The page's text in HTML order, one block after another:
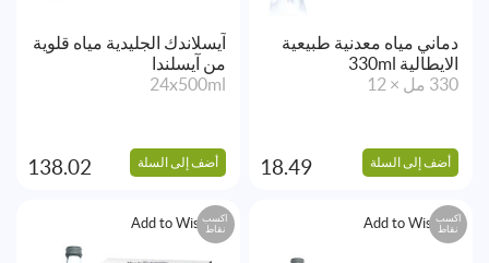
دماني مياه معدنية طبيعية
الايطالية 330ml
330 مل × 12
أضف إلى السلة 18.49
آيسلاندك الجليدية مياه قلوية
من آيسلندا
24x500ml
أضف إلى السلة 138.02
Add to Wishlist
اكسب
نقاط
Add to Wishlist
اكسب
نقاط